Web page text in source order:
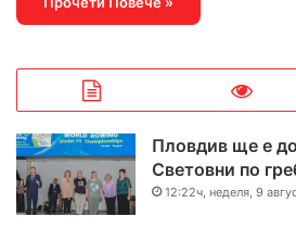
Пловдив ще е
Световни по
12:22ч, неделя, 9